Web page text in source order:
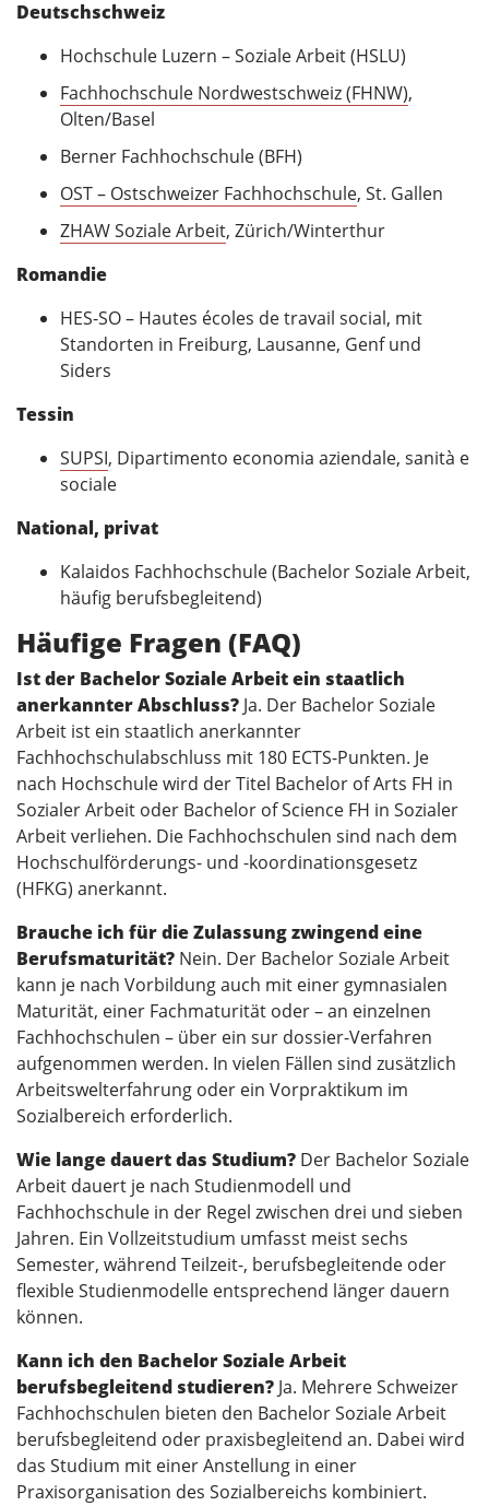
Deutschschweiz
Hochschule Luzern – Soziale Arbeit (HSLU)
Fachhochschule Nordwestschweiz (FHNW),
Olten/Basel
Berner Fachhochschule (BFH)
OST – Ostschweizer Fachhochschule, St. Gallen
ZHAW Soziale Arbeit, Zürich/Winterthur
Romandie
HES-SO – Hautes écoles de travail social, mit
Standorten in Freiburg, Lausanne, Genf und
Siders
Tessin
SUPSI, Dipartimento economia aziendale, sanità e
sociale
National, privat
Kalaidos Fachhochschule (Bachelor Soziale Arbeit,
häufig berufsbegleitend)
Häufige Fragen (FAQ)
Ist der Bachelor Soziale Arbeit ein staatlich
anerkannter Abschluss? Ja. Der Bachelor Soziale
Arbeit ist ein staatlich anerkannter
Fachhochschulabschluss mit 180 ECTS-Punkten. Je
nach Hochschule wird der Titel Bachelor of Arts FH in
Sozialer Arbeit oder Bachelor of Science FH in Sozialer
Arbeit verliehen. Die Fachhochschulen sind nach dem
Hochschulförderungs- und -koordinationsgesetz
(HFKG) anerkannt.
Brauche ich für die Zulassung zwingend eine
Berufsmaturität? Nein. Der Bachelor Soziale Arbeit
kann je nach Vorbildung auch mit einer gymnasialen
Maturität, einer Fachmaturität oder – an einzelnen
Fachhochschulen – über ein sur dossier-Verfahren
aufgenommen werden. In vielen Fällen sind zusätzlich
Arbeitswelterfahrung oder ein Vorpraktikum im
Sozialbereich erforderlich.
Wie lange dauert das Studium? Der Bachelor Soziale
Arbeit dauert je nach Studienmodell und
Fachhochschule in der Regel zwischen drei und sieben
Jahren. Ein Vollzeitstudium umfasst meist sechs
Semester, während Teilzeit-, berufsbegleitende oder
flexible Studienmodelle entsprechend länger dauern
können.
Kann ich den Bachelor Soziale Arbeit
berufsbegleitend studieren? Ja. Mehrere Schweizer
Fachhochschulen bieten den Bachelor Soziale Arbeit
berufsbegleitend oder praxisbegleitend an. Dabei wird
das Studium mit einer Anstellung in einer
Praxisorganisation des Sozialbereichs kombiniert.